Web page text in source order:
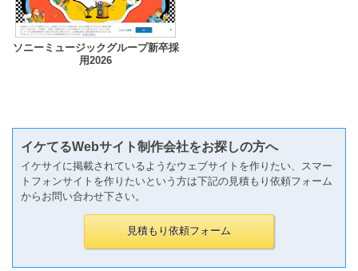
ソニーミュージックグループ新卒採
用2026
イケてるWebサイト制作会社をお探しの方へ
イケサイに掲載されているようなウェブサイトを作りたい、スマー
トフォンサイトを作りたいという方は下記の見積もり依頼フォーム
からお問い合わせ下さい。